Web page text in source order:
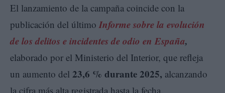
El lanzamiento de la campaña coincide con la
publicación del último Informe sobre la evolución
de los delitos e incidentes de odio en España,
elaborado por el Ministerio del Interior, que refleja
un aumento del 23,6 % durante 2025, alcanzando
la cifra más alta registrada hasta la fecha.